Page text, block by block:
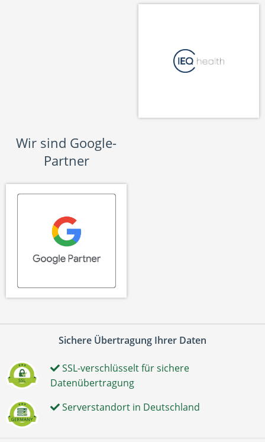
Wir sind Google-
Partner
Sichere Übertragung Ihrer Daten
SSL-verschlüsselt für sichere
Datenübertragung
Serverstandort in Deutschland